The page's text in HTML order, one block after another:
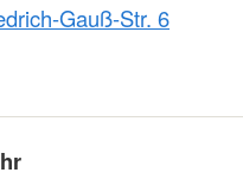
Gauß-Str. 6